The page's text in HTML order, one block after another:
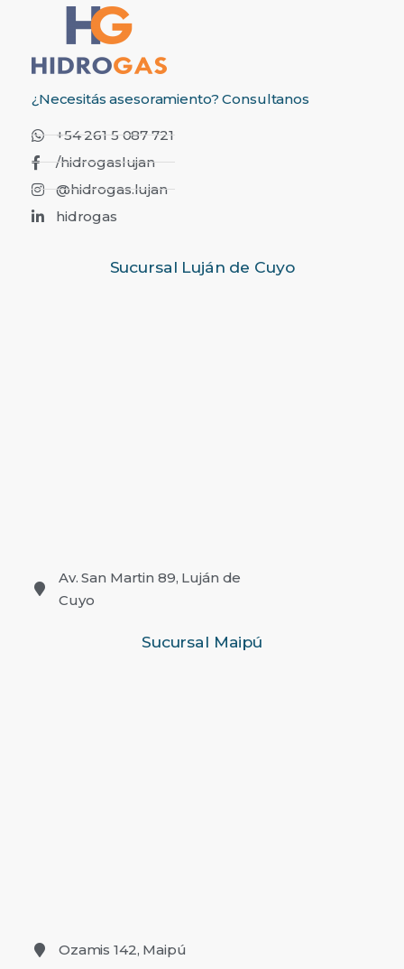
¿Necesitás asesoramiento? Consultanos
+54 261 5 087 721
/hidrogaslujan
@hidrogas.lujan
hidrogas
Sucursal Luján de Cuyo
Av. San Martin 89, Luján de
Cuyo
Sucursal Maipú
Ozamis 142, Maipú